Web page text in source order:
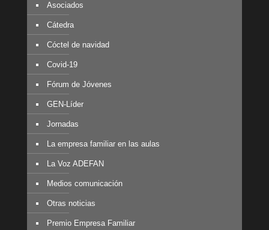
Asociados
Cátedra
Cóctel de navidad
Covid-19
Fórum de Jóvenes
GEN-Líder
Jornadas
La empresa familiar en las aulas
La Voz ADEFAN
Medios comunicación
Otras noticias
Premio Empresa Familiar